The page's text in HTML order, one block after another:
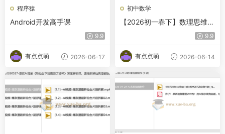
程序猿
Android开发高手课
9.9
有点点萌 2026-06-17
初中数学
【2026初一春下】数理思维自
9.9
有点点萌 2026-06-14